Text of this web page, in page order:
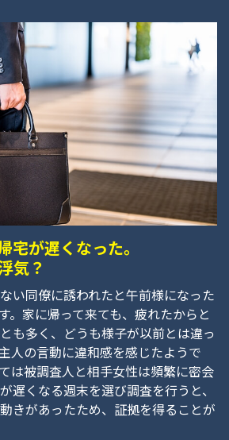
宅が遅くなった。
気？
い同僚に誘われたと午前様になった
。家に帰って来ても、疲れたからと
も多く、どうも様子が以前とは違っ
人の言動に違和感を感じたようで
は被調査人と相手女性は頻繁に密会
遅くなる週末を選び調査を行うと、
きがあったため、証拠を得ることが